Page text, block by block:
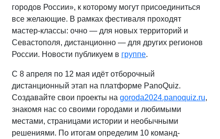
городов России», к которому могут присоединиться
все желающие. В рамках фестиваля проходят
мастер-классы: очно — для новых территорий и
Севастополя, дистанционно — для других регионов
России. Новости публикуем в группе.
С 8 апреля по 12 мая идёт отборочный
дистанционный этап на платформе PanoQuiz.
Создавайте свои проекты на goroda2024.panoquiz.ru,
знакомя нас со своими городами и любимыми
местами, страницами истории и необычными
решениями. По итогам определим 10 команд-